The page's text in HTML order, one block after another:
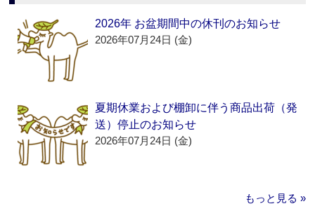
2026年 お盆期間中の休刊のお知らせ
2026年07月24日 (金)
夏期休業および棚卸に伴う商品出荷（発
送）停止のお知らせ
2026年07月24日 (金)
もっと見る »